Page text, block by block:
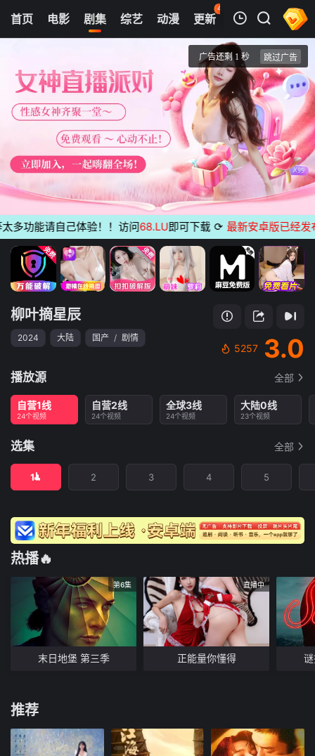
首页 电影 剧集 综艺 动漫 更新
43
热榜 APP
柳叶摘星辰
能请自己体验！！访问 68.LU即可下载 ⟳ 最新安卓版已经发布无
柳叶摘星辰
2024 大陆 国产 / 剧情
5257 3.0
播放源 全部
自营1线
24个视频
自营2线
24个视频
全球3线
24个视频
大陆0线
23个视频
选集 全部
1 2 3 4 5
热播🔥
第6集
末日地堡 第三季
直播中
正能量你懂得
推荐